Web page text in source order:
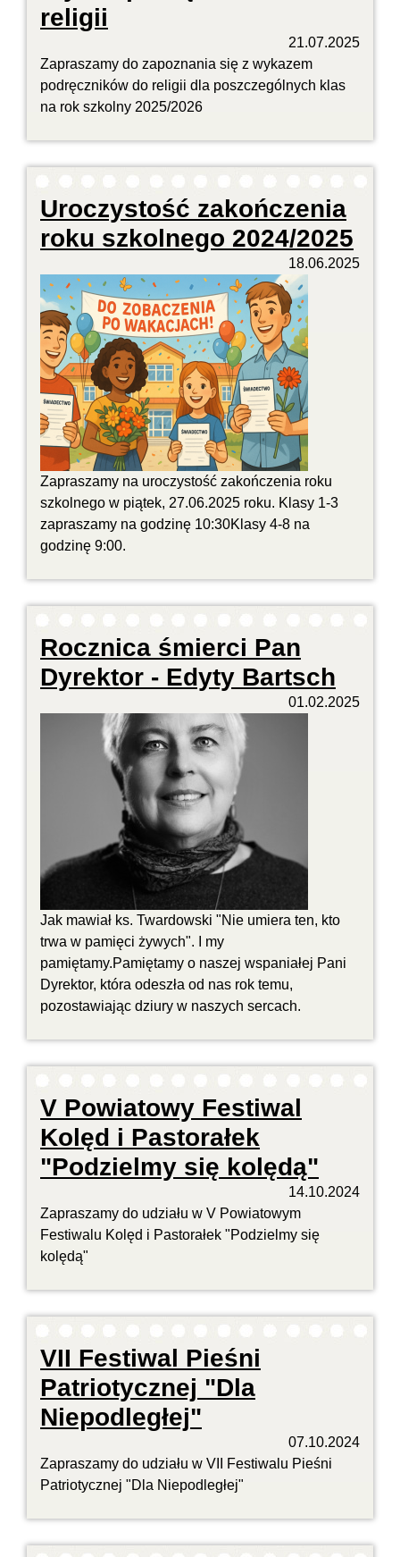
religii
21.07.2025
Zapraszamy do zapoznania się z wykazem
podręczników do religii dla poszczególnych klas
na rok szkolny 2025/2026
Uroczystość zakończenia
roku szkolnego 2024/2025
18.06.2025
Zapraszamy na uroczystość zakończenia roku
szkolnego w piątek, 27.06.2025 roku. Klasy 1-3
zapraszamy na godzinę 10:30Klasy 4-8 na
godzinę 9:00.
Rocznica śmierci Pan
Dyrektor - Edyty Bartsch
01.02.2025
Jak mawiał ks. Twardowski "Nie umiera ten, kto
trwa w pamięci żywych". I my
pamiętamy.Pamiętamy o naszej wspaniałej Pani
Dyrektor, która odeszła od nas rok temu,
pozostawiając dziury w naszych sercach.
V Powiatowy Festiwal
Kolęd i Pastorałek
"Podzielmy się kolędą"
14.10.2024
Zapraszamy do udziału w V Powiatowym
Festiwalu Kolęd i Pastorałek "Podzielmy się
kolędą"
VII Festiwal Pieśni
Patriotycznej "Dla
Niepodległej"
07.10.2024
Zapraszamy do udziału w VII Festiwalu Pieśni
Patriotycznej "Dla Niepodległej"